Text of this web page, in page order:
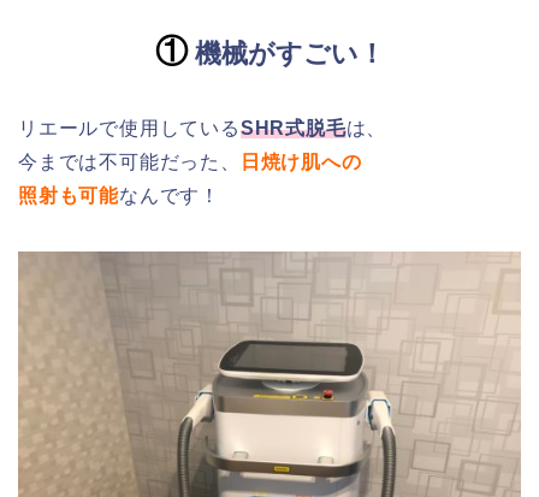
①機械がすごい！
リエールで使用しているSHR式脱毛は、
今までは不可能だった、
日焼け肌への
照射も可能なんです！